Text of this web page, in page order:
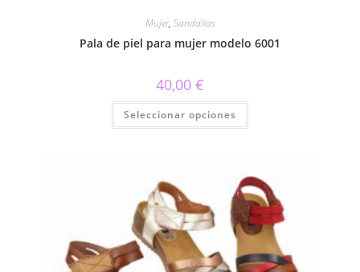
Mujer, Sandalias
Pala de piel para mujer modelo 6001
40,00 €
Seleccionar opciones
Este
tiene
opciones
se
pueden
elegir
en
la
página
de
producto